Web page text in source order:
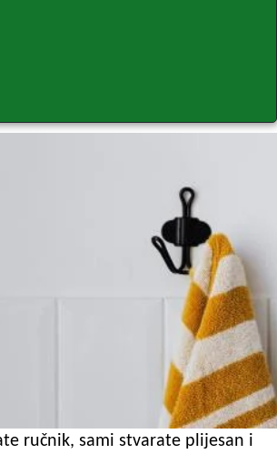
ručnik, sami stvarate plijesan i